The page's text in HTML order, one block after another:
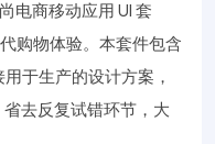
电商移动应用 UI 套
购物体验。本套件包含
于生产的设计方案，
去反复试错环节，大